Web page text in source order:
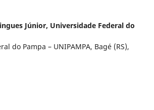
Júnior, Universidade Federal do
do Pampa – UNIPAMPA, Bagé (RS),